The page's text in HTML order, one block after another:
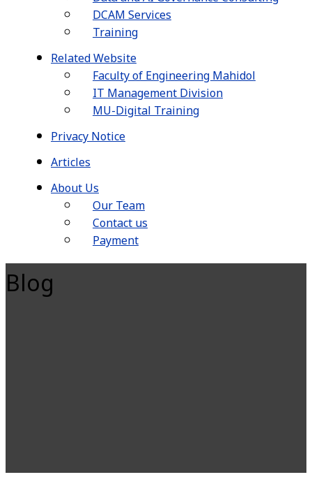
DCAM Services
Training
Related Website
Faculty of Engineering Mahidol
IT Management Division
MU-Digital Training
Privacy Notice
Articles
About Us
Our Team
Contact us
Payment
Blog